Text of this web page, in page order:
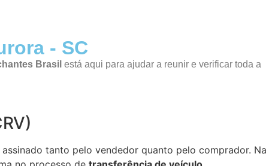
- SC
Brasil está aqui para ajudar a reunir e verificar toda a
tanto pelo vendedor quanto pelo comprador. Na